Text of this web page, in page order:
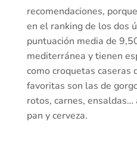
recomendaciones, porque
en el ranking de los dos
puntuación media de
mediterránea y tienen
como croquetas caseras
favoritas son las de
rotos, carnes,
pan y cerveza.